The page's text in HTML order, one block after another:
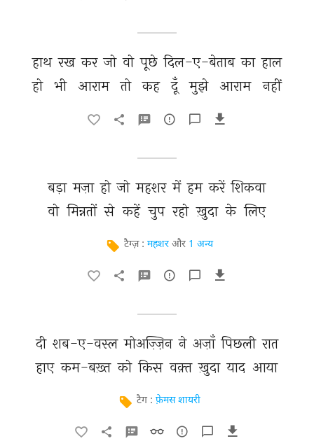
हाथ रख कर जो वो पूछे दिल-ए-बेताब का हाल
हो भी आराम तो कह दूँ मुझे आराम नहीं
बड़ा मज़ा हो जो महशर में हम करें शिकवा
वो मिन्नतों से कहें चुप रहो ख़ुदा के लिए
टैग्ज़ : महशर और 1 अन्य
दी शब-ए-वस्ल मोअज़्ज़िन ने अज़ाँ पिछली रात
हाए कम-बख़्त को किस वक़्त ख़ुदा याद आया
टैग : फ़ेमस शायरी